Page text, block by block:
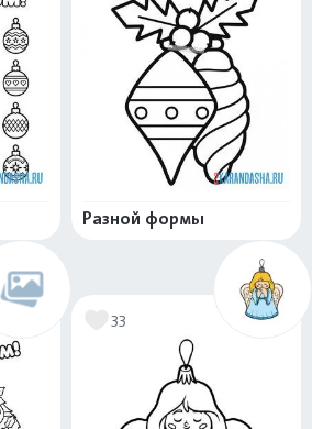
Разной формы
33